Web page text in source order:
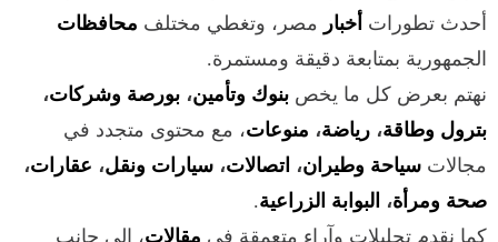
أحدث تطورات أخبار مصر، وتغطي مختلف محافظات
الجمهورية بمتابعة دقيقة ومستمرة.
نهتم بعرض كل ما يخص بنوك وتأمين، بورصة وشركات،
بترول وطاقة، رياضة، منوعات، مع محتوى متجدد في
مجالات سياحة وطيران، اتصالات، سيارات ونقل، عقارات،
صحة ومرأة، البوابة الزراعية.
كما نقدم تحليلات وآراء متعمقة في مقالات، إلى جانب